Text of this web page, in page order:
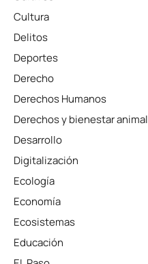
Cultura
Delitos
Deportes
Derecho
Derechos Humanos
Derechos y bienestar animal
Desarrollo
Digitalización
Ecología
Economía
Ecosistemas
Educación